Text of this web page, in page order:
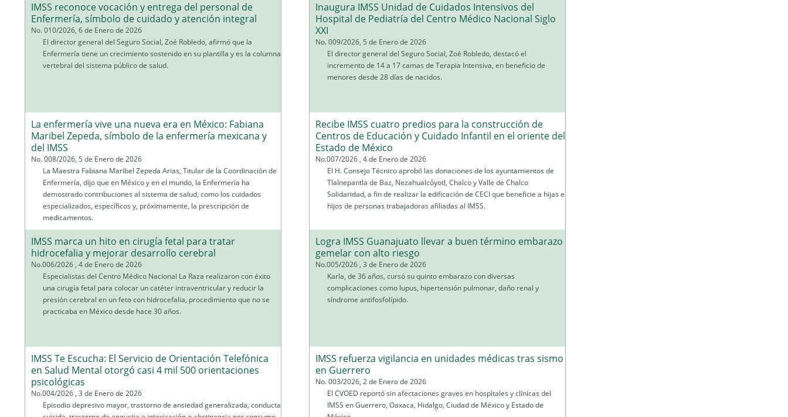
IMSS reconoce vocación y entrega del personal de
Enfermería, símbolo de cuidado y atención integral
No. 010/2026, 6 de Enero de 2026
El director general del Seguro Social, Zoé Robledo, afirmó que la
Enfermería tiene un crecimiento sostenido en su plantilla y es la columna
vertebral del sistema público de salud.
Inaugura IMSS Unidad de Cuidados Intensivos del
Hospital de Pediatría del Centro Médico Nacional Siglo
XXI
No. 009/2026, 5 de Enero de 2026
El director general del Seguro Social, Zoé Robledo, destacó el
incremento de 14 a 17 camas de Terapia Intensiva, en beneficio de
menores desde 28 días de nacidos.
La enfermería vive una nueva era en México: Fabiana
Maribel Zepeda, símbolo de la enfermería mexicana y
del IMSS
No. 008/2026, 5 de Enero de 2026
La Maestra Fabiana Maribel Zepeda Arias, Titular de la Coordinación de
Enfermería, dijo que en México y en el mundo, la Enfermería ha
demostrado contribuciones al sistema de salud, como los cuidados
especializados, específicos y, próximamente, la prescripción de
medicamentos.
Recibe IMSS cuatro predios para la construcción de
Centros de Educación y Cuidado Infantil en el oriente del
Estado de México
No.007/2026 , 4 de Enero de 2026
El H. Consejo Técnico aprobó las donaciones de los ayuntamientos de
Tlalnepantla de Baz, Nezahualcóyotl, Chalco y Valle de Chalco
Solidaridad, a fin de realizar la edificación de CECI que beneficie a hijas e
hijos de personas trabajadoras afiliadas al IMSS.
IMSS marca un hito en cirugía fetal para tratar
hidrocefalia y mejorar desarrollo cerebral
No.006/2026 , 4 de Enero de 2026
Especialistas del Centro Médico Nacional La Raza realizaron con éxito
una cirugía fetal para colocar un catéter intraventricular y reducir la
presión cerebral en un feto con hidrocefalia, procedimiento que no se
practicaba en México desde hace 30 años.
Logra IMSS Guanajuato llevar a buen término embarazo
gemelar con alto riesgo
No.005/2026 , 3 de Enero de 2026
Karla, de 36 años, cursó su quinto embarazo con diversas
complicaciones como lupus, hipertensión pulmonar, daño renal y
síndrome antifosfolípido.
IMSS Te Escucha: El Servicio de Orientación Telefónica
en Salud Mental otorgó casi 4 mil 500 orientaciones
psicológicas
No.004/2026 , 3 de Enero de 2026
Episodio depresivo mayor, trastorno de ansiedad generalizada, conducta
IMSS refuerza vigilancia en unidades médicas tras sismo
en Guerrero
No. 003/2026, 2 de Enero de 2026
El CVOED reportó sin afectaciones graves en hospitales y clínicas del
IMSS en Guerrero, Oaxaca, Hidalgo, Ciudad de México y Estado de